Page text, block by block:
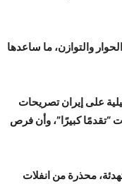
والتوازن، ما ساعدها
على إيران تصريحات
“تقدمًا كبيرًا”، وأن فرص
محذرة من انفلات